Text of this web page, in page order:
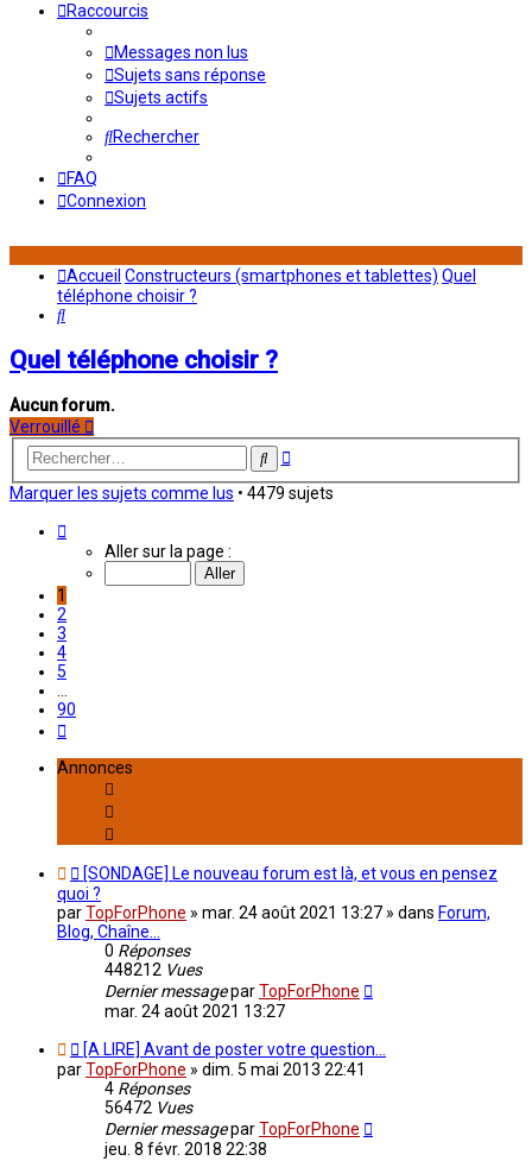
Raccourcis
Messages non lus
Sujets sans réponse
Sujets actifs
Rechercher
FAQ
Connexion
Accueil Constructeurs (smartphones et tablettes) Quel
téléphone choisir ?
Rechercher
Quel téléphone choisir ?
Aucun forum.
Verrouillé
Rechercher
Recherche
Marquer les sujets comme lus • 4479 sujets
sur
90
Aller sur la page :
1
2
3
4
5
…
90
Annonces
[SONDAGE] Le nouveau forum est là, et vous en pensez
quoi ?
parTopForPhone » mar. 24 août 2021 13:27 » dans Forum,
Blog, Chaîne...
0 Réponses
448212 Vues
Dernier messageparTopForPhone
mar. 24 août 2021 13:27
[A LIRE] Avant de poster votre question...
parTopForPhone » dim. 5 mai 2013 22:41
4 Réponses
56472 Vues
Dernier messageparTopForPhone
jeu. 8 févr. 2018 22:38